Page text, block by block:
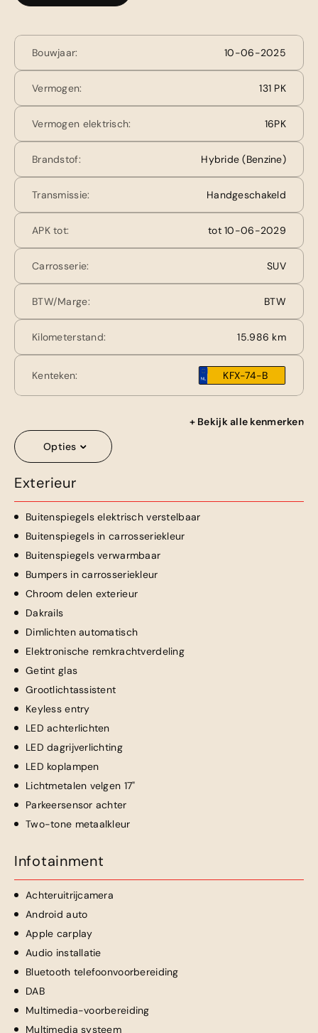
Bouwjaar: 10-06-2025
Vermogen: 131 PK
Vermogen elektrisch: 16PK
Brandstof: Hybride (Benzine)
Transmissie: Handgeschakeld
APK tot: tot 10-06-2029
Carrosserie: SUV
BTW/Marge: BTW
Kilometerstand: 15.986 km
Kenteken: KFX-74-B
+ Bekijk alle kenmerken
Opties
Exterieur
Buitenspiegels elektrisch verstelbaar
Buitenspiegels in carrosseriekleur
Buitenspiegels verwarmbaar
Bumpers in carrosseriekleur
Chroom delen exterieur
Dakrails
Dimlichten automatisch
Elektronische remkrachtverdeling
Getint glas
Grootlichtassistent
Keyless entry
LED achterlichten
LED dagrijverlichting
LED koplampen
Lichtmetalen velgen 17"
Parkeersensor achter
Two-tone metaalkleur
Infotainment
Achteruitrijcamera
Android auto
Apple carplay
Audio installatie
Bluetooth telefoonvoorbereiding
DAB
Multimedia-voorbereiding
Multimedia systeem